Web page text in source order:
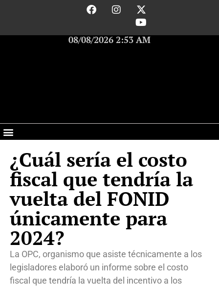
08/08/2026 2:53 AM
¿Cuál sería el costo
fiscal que tendría la
vuelta del FONID
únicamente para
2024?
La OPC, organismo que asiste técnicamente a los
legisladores elaboró un informe sobre el costo
fiscal que tendría la vuelta del incentivo a los